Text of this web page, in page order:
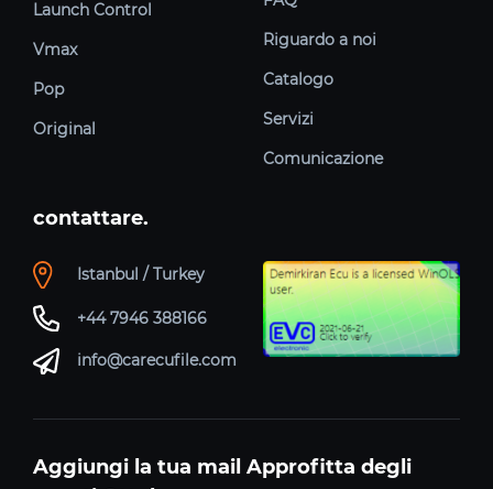
Launch Control
Vmax
Pop
Original
Riguardo a noi
Catalogo
Servizi
Comunicazione
contattare.
Istanbul / Turkey
+44 7946 388166
info@carecufile.com
Aggiungi la tua mail Approfitta degli